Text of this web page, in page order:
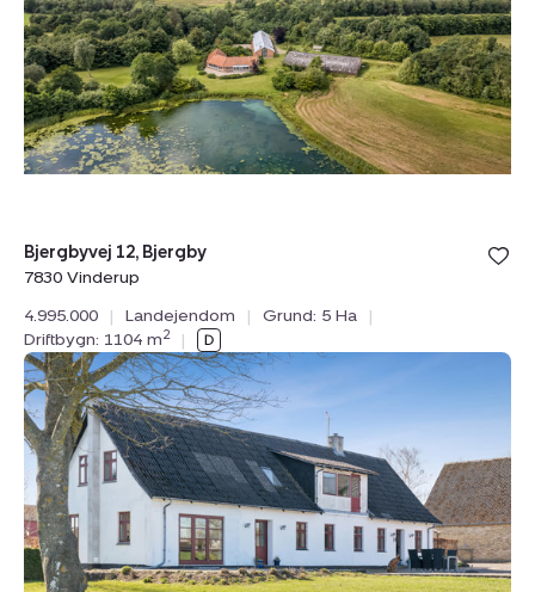
7830
Vinderup
Bolig er
under
Bjergbyvej 12, Bjergby
7830 Vinderup
4.995.000
| Landejendom | Grund: 5 Ha
|
Driftbygn: 1104 m2 |
Landejendom:
Øremosevej
1,
4293
Dianalund